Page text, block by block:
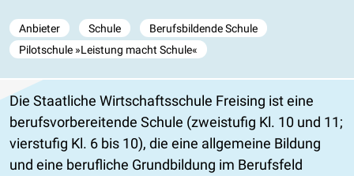
Anbieter Schule
Berufsbildende Schule
Pilotschule »Leistung macht Schule«
Die Staatliche Wirtschaftsschule Freising ist eine
berufsvorbereitende Schule (zweistufig Kl. 10 und 11;
vierstufig Kl. 6 bis 10), die eine allgemeine Bildung
und eine berufliche Grundbildung im Berufsfeld